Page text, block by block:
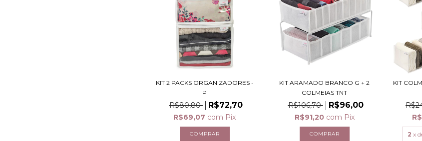
KIT 2 PACKS ORGANIZADORES -
P
R$80,80 R$72,70
R$69,07 com Pix
KIT ARAMADO BRANCO G + 2
COLMEIAS TNT
R$106,70 R$96,00
R$91,20 com Pix
KIT
2 x